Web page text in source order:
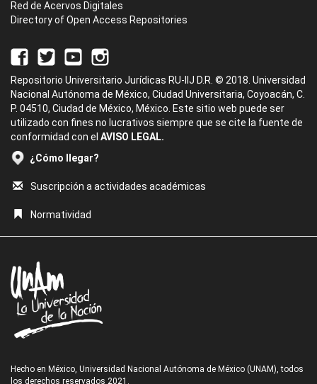
Red de Acervos Digitales
Directory of Open Access Repositories
Repositorio Universitario Jurídicas RU-IIJ D.R. © 2018. Universidad
Nacional Autónoma de México, Ciudad Universitaria, Coyoacán, C.
P. 04510, Ciudad de México, México. Este sitio web puede ser
utilizado con fines no lucrativos siempre que se cite la fuente de
conformidad con el AVISO LEGAL.
¿Cómo llegar?
Suscripción a actividades académicas
Normatividad
Hecho en México, Universidad Nacional Autónoma de México (UNAM), todos
los derechos reservados 2021.